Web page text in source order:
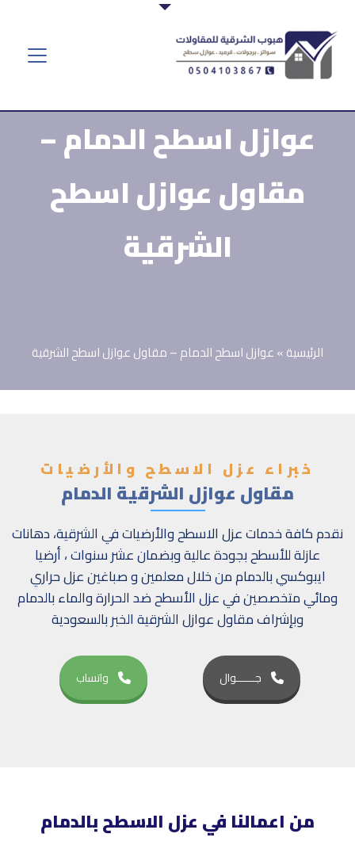
عوازل اسطح الدمام –
مقاول عوازل اسطح
الشرقية
الرئيسية»عوازل اسطح الدمام – مقاول عوازل اسطح الشرقية
خبراء عزل الاسطح والأرضيات
مقاول عوازل الشرقية الدمام
نقدم كافة خدمات عزل الاسطح والأرضيات في الشرقية، دهانات
عازلة للأسطح بجودة عالية وبضمان عشر سنوات ، أرضيا
ايبوكسي بالدمام من خلال معلمين و صباغين عزل حراري
ومائي متخصصين في عزل الأسطح ضد الحرارة والماء بالدمام
وبإشراف مقاول عوازل الشرقية الخبر بالسعودية
جــــــوال واتساب
من اعمالنا في عزل الاسطح بالدمام